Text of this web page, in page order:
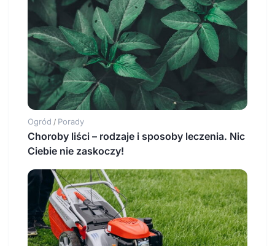
Ogród / Porady
Choroby liści – rodzaje i sposoby leczenia. Nic
Ciebie nie zaskoczy!